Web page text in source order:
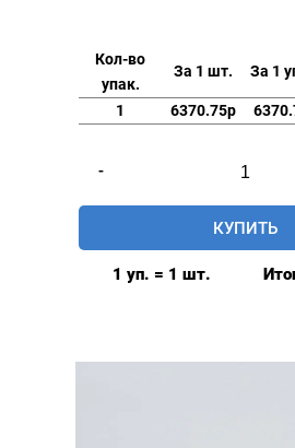
Кол-во
упак.
За 1 шт. За 1
1 6370.75р
-
товара
Пистолет
мебельный,
Турция
КУПИТЬ
1 уп. = 1 шт.